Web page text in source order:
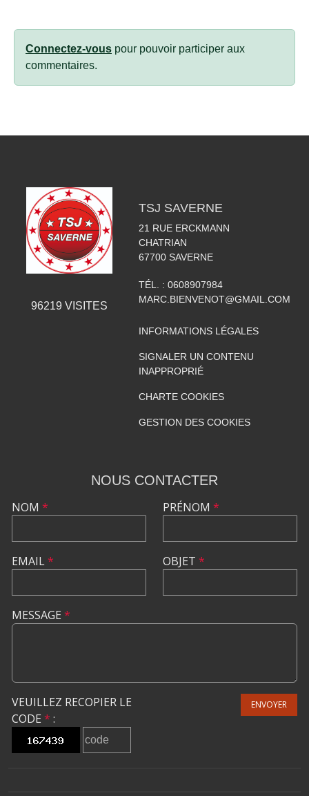
Connectez-vous pour pouvoir participer aux
commentaires.
96219 VISITES
TSJ SAVERNE
21 RUE ERCKMANN
CHATRIAN
67700 SAVERNE
TÉL. : 0608907984
MARC.BIENVENOT@GMAIL.COM
INFORMATIONS LÉGALES
SIGNALER UN CONTENU
INAPPROPRIÉ
CHARTE COOKIES
GESTION DES COOKIES
NOUS CONTACTER
NOM *
EMAIL*
PRÉNOM *
OBJET *
MESSAGE *
VEUILLEZ RECOPIER LE
CODE * :
ENVOYER